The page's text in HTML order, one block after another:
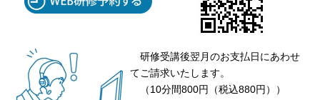
研修受講後翌月のお支払日にあわせ
てご請求いたします。
（10分間800円（税込880円））